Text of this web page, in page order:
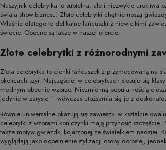
Naszyjnik celebrytka to subtelna, ale i niezwykle urokliwa
świata show-biznesu! Złote celebrytki chętnie noszą
Właśnie dlatego te delikatne łańcuszki z niewielkimi
świecie. Obecne są także w naszej ofercie.
Złote celebrytki z różnorodnymi
Złota celebrytka to cienki łańcuszek z przymocowaną na
okolicach szyi. Najczęściej w celebrytkach stosuje się
modnym obecnie wzorze. Niezmienną popularnością
jedynie w zarysie – wówczas utożsamia się je z
Równie uniwersalne okazują się zawieszki w kształcie
celebrytki z wzorami koniczynki mają przynosić
także motyw gwiazdki kojarzonej ze światełkiem nadziei.
wyglądają jako dopełnienie stylizacji osoby dorosłej,